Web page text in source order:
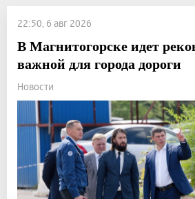
22:50, 6 авг 2026
В Магнитогорске идет
важной для города дороги
Новости